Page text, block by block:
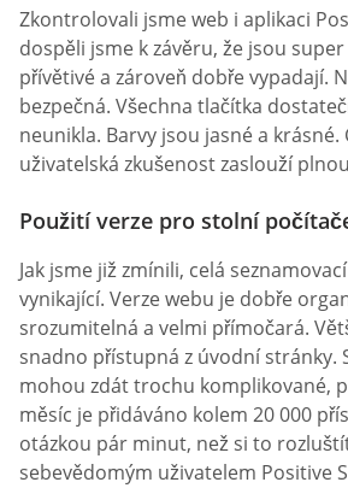
Zkontrolovali jsme web i aplikaci
dospěli jsme k závěru, že jsou
přívětivé a zároveň dobře vypadají.
bezpečná. Všechna tlačítka
neunikla. Barvy jsou jasné a krásné.
uživatelská zkušenost zaslouží
Použití verze pro stolní
Jak jsme již zmínili, celá
vynikající. Verze webu je dobře
srozumitelná a velmi přímočará.
snadno přístupná z úvodní stránky.
mohou zdát trochu komplikované,
měsíc je přidáváno kolem 20 000
otázkou pár minut, než si to
sebevědomým uživatelem Positive